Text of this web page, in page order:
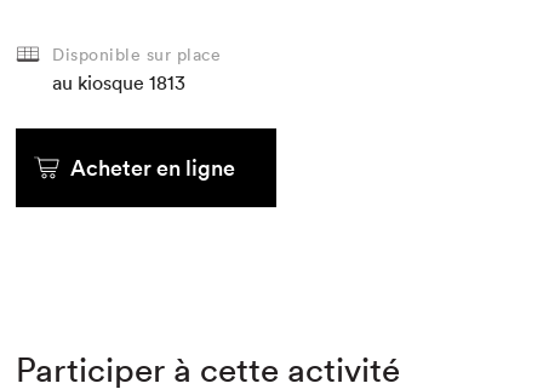
Disponible sur place
au kiosque 1813
Acheter en ligne
Participer à cette activité